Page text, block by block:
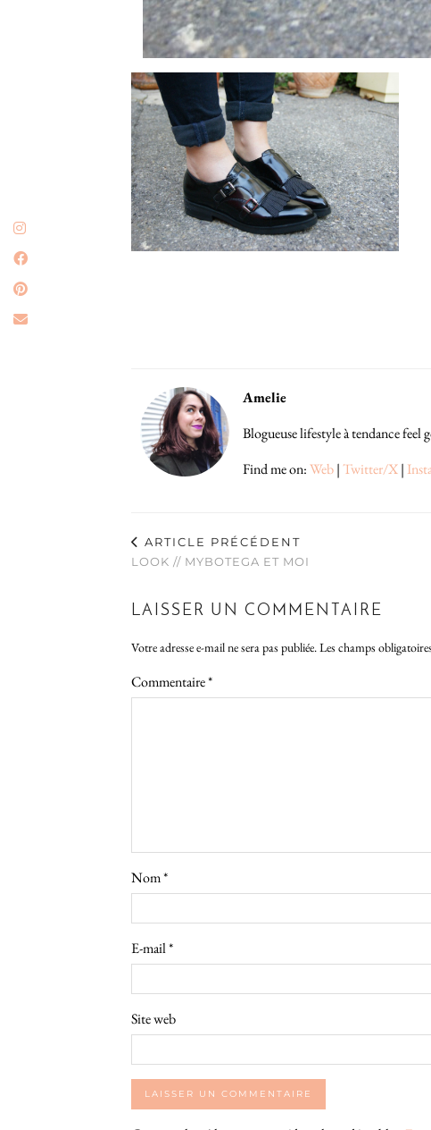
Amelie
Blogueuse lifestyle à tendance feel
Find me on:Web|Twitter/X|
ARTICLE PRÉCÉDENT
LOOK // MYBOTEGA ET MOI
LAISSER UN COMMENTAIRE
Votre adresse e-mail ne sera pas publiée.Les champs
Commentaire*
Nom*
E-mail*
Site web